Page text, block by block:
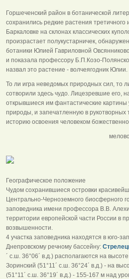
Горшеченский район в ботанической
сохранились редкие растения третичного
Баркаловке на склонах классических
произрастает полукустарничек,
ботаники Юлией Гавриловной
и показала профессору Б.П.Козо-
назвал это растение - волчеягодник Юлии.
То ли игра неведомых природных сил, то
сотворили здесь чудо. Лицезревшие его,
открывшиеся им фантастические
природы, и запечатленную в рукотворных
историю освоения человеком
меловой
Географическое положение
Чудом сохранившиеся островки
Центрально-Черноземного биосферного
заповедника имени профессора В.В.
территории европейской части России в
возвышенности.
4 участка заповедника находятся в юго-
Днепровскому речному бассейну:
´ с.ш. 36°06´ в.д.) располагаются на
Зоринский (51°11´ с.ш. 36°24´ в.д.) - на
(51°11´ с.ш. 36°19´ в.д.) - 155-167 м над